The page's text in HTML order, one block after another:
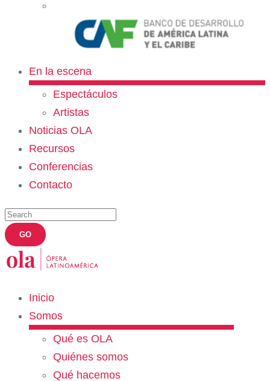
En la escena
Espectáculos
Artistas
Noticias OLA
Recursos
Conferencias
Contacto
Inicio
Somos
Qué es OLA
Quiénes somos
Qué hacemos